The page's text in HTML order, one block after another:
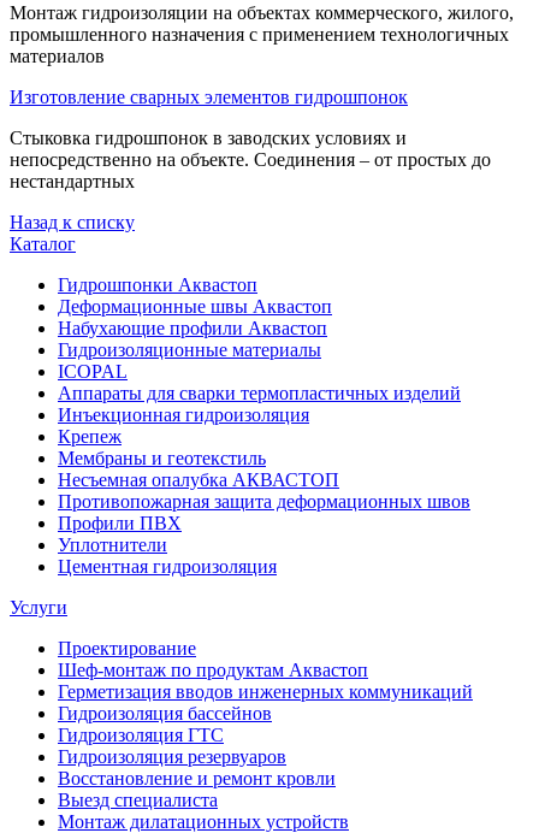
Монтаж гидроизоляции на объектах коммерческого, жилого,
промышленного назначения с применением технологичных
материалов
Изготовление сварных элементов гидрошпонок
Стыковка гидрошпонок в заводских условиях и
непосредственно на объекте. Соединения – от простых до
нестандартных
Назад к списку
Каталог
Гидрошпонки Аквастоп
Деформационные швы Аквастоп
Набухающие профили Аквастоп
Гидроизоляционные материалы
ICOPAL
Аппараты для сварки термопластичных изделий
Инъекционная гидроизоляция
Крепеж
Мембраны и геотекстиль
Несъемная опалубка АКВАСТОП
Противопожарная защита деформационных швов
Профили ПВХ
Уплотнители
Цементная гидроизоляция
Услуги
Проектирование
Шеф-монтаж по продуктам Аквастоп
Герметизация вводов инженерных коммуникаций
Гидроизоляция бассейнов
Гидроизоляция ГТС
Гидроизоляция резервуаров
Восстановление и ремонт кровли
Выезд специалиста
Монтаж дилатационных устройств